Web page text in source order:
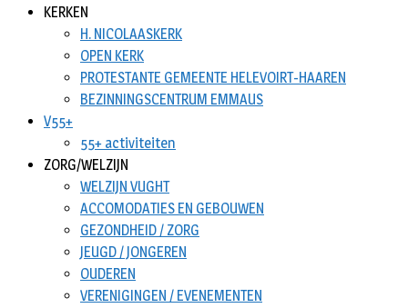
KERKEN
H. NICOLAASKERK
OPEN KERK
PROTESTANTE GEMEENTE HELEVOIRT-HAAREN
BEZINNINGSCENTRUM EMMAUS
V55+
55+ activiteiten
ZORG/WELZIJN
WELZIJN VUGHT
ACCOMODATIES EN GEBOUWEN
GEZONDHEID / ZORG
JEUGD / JONGEREN
OUDEREN
VERENIGINGEN / EVENEMENTEN